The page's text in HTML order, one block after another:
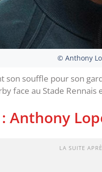
© Anthony
son souffle pour son
face au Stade Rennais
Anthony
LA SUITE